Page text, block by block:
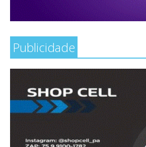
Publicidade